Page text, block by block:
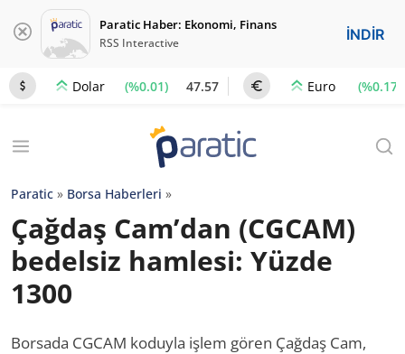
Paratic Haber: Ekonomi, Finans
RSS Interactive İNDİR
Dolar (%0.01) 47.57 Euro (%0.17)
Paratic » Borsa Haberleri »
Çağdaş Cam’dan (CGCAM)
bedelsiz hamlesi: Yüzde
1300
Borsada CGCAM koduyla işlem gören Çağdaş Cam,